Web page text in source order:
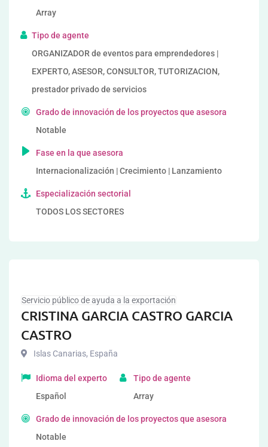
Array
Tipo de agente
ORGANIZADOR de eventos para emprendedores |
EXPERTO, ASESOR, CONSULTOR, TUTORIZACION,
prestador privado de servicios
Grado de innovación de los proyectos que asesora
Notable
Fase en la que asesora
Internacionalización | Crecimiento | Lanzamiento
Especialización sectorial
TODOS LOS SECTORES
Servicio público de ayuda a la exportación
CRISTINA GARCIA CASTRO GARCIA
CASTRO
Islas Canarias, España
Idioma del experto
Español
Tipo de agente
Array
Grado de innovación de los proyectos que asesora
Notable